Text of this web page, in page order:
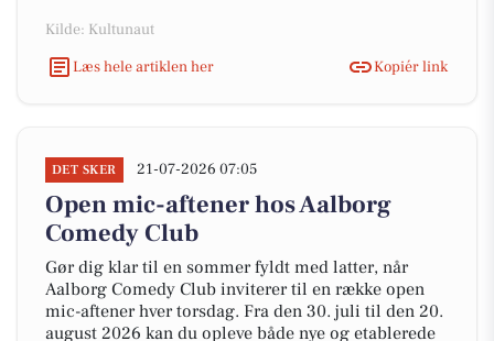
Kilde: Kultunaut
Læs hele artiklen her
Kopiér link
DET SKER 21-07-2026 07:05
Open mic-aftener hos Aalborg
Comedy Club
Gør dig klar til en sommer fyldt med latter, når
Aalborg Comedy Club inviterer til en række open
mic-aftener hver torsdag. Fra den 30. juli til den 20.
august 2026 kan du opleve både nye og etablerede